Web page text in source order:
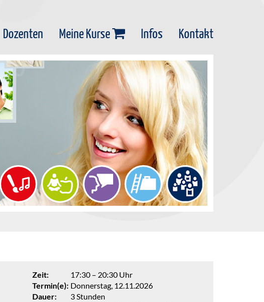
Dozenten Meine Kurse Infos Kontakt
Zeit:
17:30 – 20:30 Uhr
Termin(e): Donnerstag, 12.11.2026
Dauer:
3 Stunden